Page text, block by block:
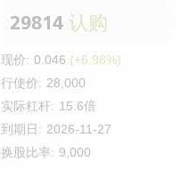
29814 认购
现价: 0.046 (+6.98%)
行使价: 28,000
实际杠杆: 15.6倍
到期日: 2026-11-27
换股比率: 9,000